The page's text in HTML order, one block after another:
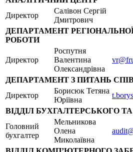
Директор
Салівон Сергій
Дмитрович
ДЕПАРТАМЕНТ
РОБОТИ
Директор
Роспутня
Валентина
Олександрівна
ДЕПАРТАМЕНТ З ПИТАНЬ
Директор
Борисюк Тетяна
Юріївна
ВІДДІЛ БУХГАЛТЕРСЬКОГО
Головний
бухгалтер
Мельникова
Олена
Миколаївна